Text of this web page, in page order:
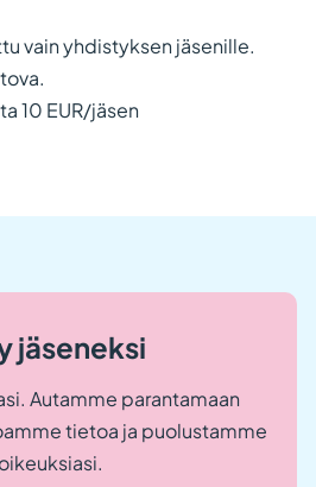
vain yhdistyksen jäsenille.
10 EUR/jäsen
jäseneksi
Autamme parantamaan
tietoa ja puolustamme
oikeuksiasi.